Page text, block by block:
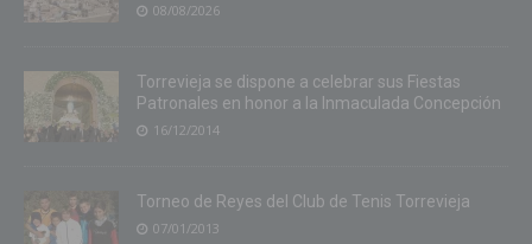
08/08/2026
Torrevieja se dispone a celebrar sus Fiestas
Patronales en honor a la Inmaculada Concepción
16/12/2014
Torneo de Reyes del Club de Tenis Torrevieja
07/01/2013